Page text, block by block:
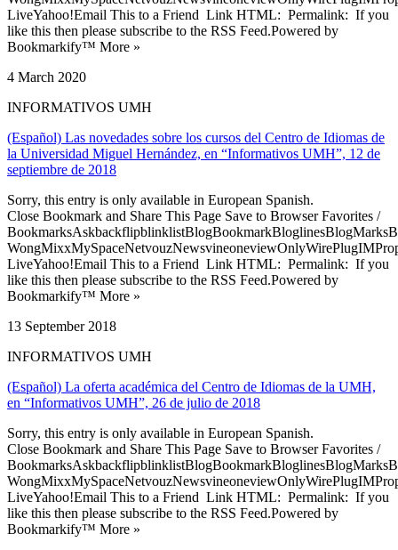
LiveYahoo!Email This to a Friend Link HTML: Permalink: If you
like this then please subscribe to the RSS Feed.Powered by
Bookmarkify™ More »
4 March 2020
INFORMATIVOS UMH
(Español) Las novedades sobre los cursos del Centro de Idiomas de
la Universidad Miguel Hernández, en “Informativos UMH”, 12 de
septiembre de 2018
Sorry, this entry is only available in European Spanish.
Close Bookmark and Share This Page Save to Browser Favorites /
LiveYahoo!Email This to a Friend Link HTML: Permalink: If you
like this then please subscribe to the RSS Feed.Powered by
Bookmarkify™ More »
13 September 2018
INFORMATIVOS UMH
(Español) La oferta académica del Centro de Idiomas de la UMH,
en “Informativos UMH”, 26 de julio de 2018
Sorry, this entry is only available in European Spanish.
Close Bookmark and Share This Page Save to Browser Favorites /
LiveYahoo!Email This to a Friend Link HTML: Permalink: If you
like this then please subscribe to the RSS Feed.Powered by
Bookmarkify™ More »